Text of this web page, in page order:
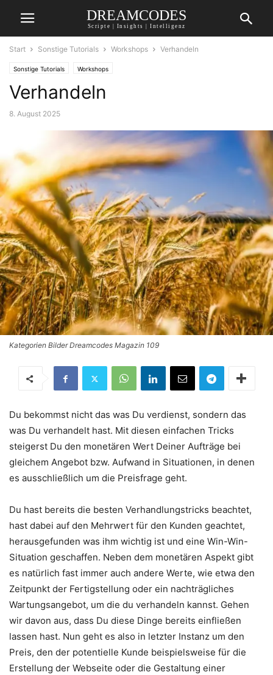
DREAMCODES
Scripte | Insights | Intelligenz
Start Sonstige Tutorials Workshops Verhandeln
Sonstige Tutorials Workshops
Verhandeln
8. August 2025
Kategorien Bilder Dreamcodes Magazin 109
Du bekommst nicht das was Du verdienst, sondern das
was Du verhandelt hast. Mit diesen einfachen Tricks
steigerst Du den monetären Wert Deiner Aufträge bei
gleichem Angebot bzw. Aufwand in Situationen, in denen
es ausschließlich um die Preisfrage geht.
Du hast bereits die besten Verhandlungstricks beachtet,
hast dabei auf den Mehrwert für den Kunden geachtet,
herausgefunden was ihm wichtig ist und eine Win-Win-
Situation geschaffen. Neben dem monetären Aspekt gibt
es natürlich fast immer auch andere Werte, wie etwa den
Zeitpunkt der Fertigstellung oder ein nachträgliches
Wartungsangebot, um die du verhandeln kannst. Gehen
wir davon aus, dass Du diese Dinge bereits einfließen
lassen hast. Nun geht es also in letzter Instanz um den
Preis, den der potentielle Kunde beispielsweise für die
Erstellung der Webseite oder die Gestaltung einer